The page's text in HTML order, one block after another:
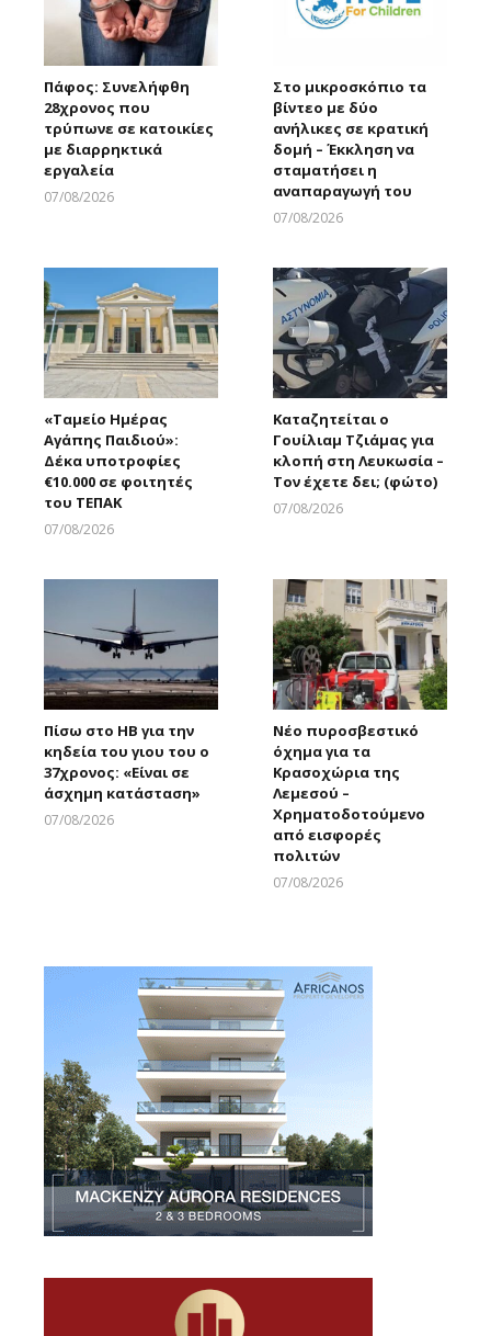
Πάφος: Συνελήφθη
28χρονος που
τρύπωνε σε κατοικίες
με διαρρηκτικά
εργαλεία
07/08/2026
Στο μικροσκόπιο τα
βίντεο με δύο
ανήλικες σε κρατική
δομή – Έκκληση να
σταματήσει η
αναπαραγωγή του
07/08/2026
«Ταμείο Ημέρας
Αγάπης Παιδιού»:
Δέκα υποτροφίες
€10.000 σε φοιτητές
του ΤΕΠΑΚ
07/08/2026
Καταζητείται ο
Γουίλιαμ Τζιάμας για
κλοπή στη Λευκωσία –
Τον έχετε δει; (φώτο)
07/08/2026
Πίσω στο ΗΒ για την
κηδεία του γιου του ο
37χρονος: «Είναι σε
άσχημη κατάσταση»
07/08/2026
Νέο πυροσβεστικό
όχημα για τα
Κρασοχώρια της
Λεμεσού –
Χρηματοδοτούμενο
από εισφορές
πολιτών
07/08/2026